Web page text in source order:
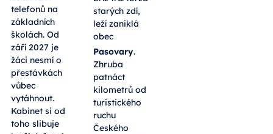
telefonů na
základních
školách. Od
září 2027 je
žáci nesmí o
přestávkách
vůbec
vytáhnout.
Kabinet si od
toho slibuje
starých zdí,
leží zaniklá
obec
Pasovary.
Zhruba
patnáct
kilometrů od
turistického
ruchu
Českého